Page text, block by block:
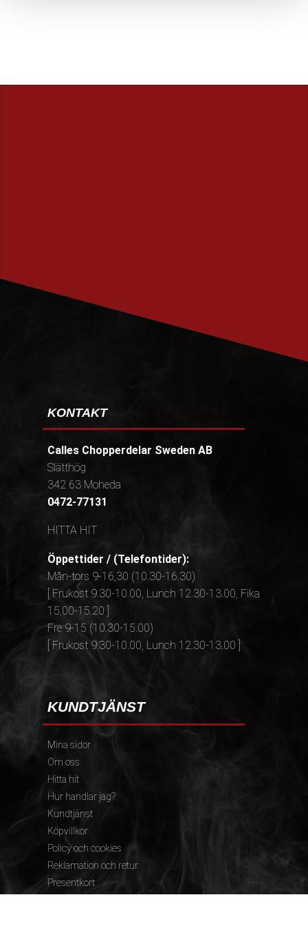
KONTAKT
Calles Chopperdelar Sweden AB
Slätthög
342 63 Moheda
0472-77131
HITTA HIT
Öppettider / (Telefontider):
Mån-tors 9-16,30 (10.30-16.30)
[ Frukost 9.30-10.00, Lunch 12.30-13.00, Fika
15.00-15.20 ]
Fre 9-15 (10.30-15.00)
[ Frukost 9.30-10.00, Lunch 12.30-13.00 ]
KUNDTJÄNST
Mina sidor
Om oss
Hitta hit
Hur handlar jag?
Kundtjänst
Köpvillkor
Policy och cookies
Reklamation och retur
Presentkort